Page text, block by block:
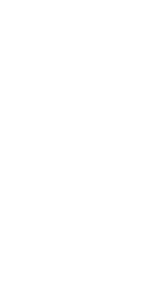
patrocinador de la
Artes de Sevilla, una de
directora artística y el
https://www.101tv.es/
aparta-subirse-podio-
Con ‘Zurbarán. Santas’,
barroco español, en una
Marina’, obra principal
seleccionadas para
un contexto para
santidad cargados de
proceso productivo de
imágenes devocionales
Las santas mujeres